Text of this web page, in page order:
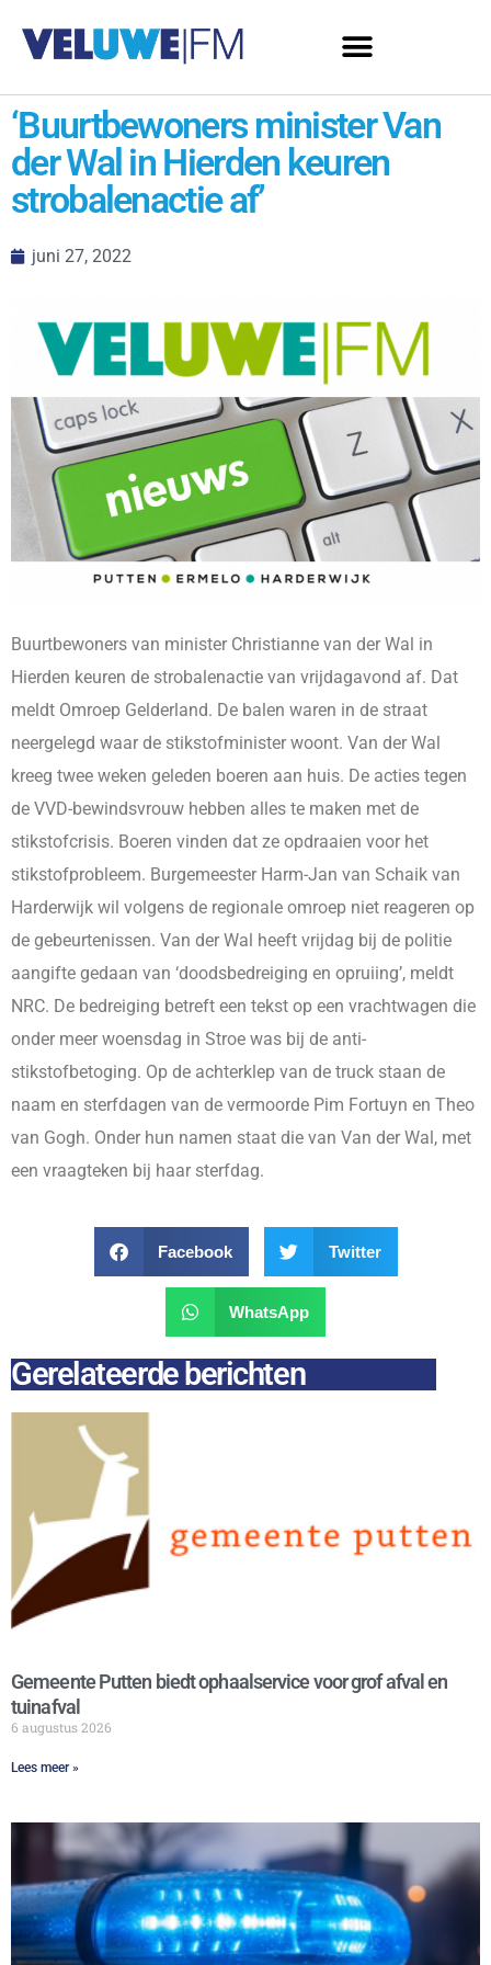
‘Buurtbewoners minister Van
der Wal in Hierden keuren
strobalenactie af’
juni 27, 2022
Buurtbewoners van minister Christianne van der Wal in
Hierden keuren de strobalenactie van vrijdagavond af. Dat
meldt Omroep Gelderland. De balen waren in de straat
neergelegd waar de stikstofminister woont. Van der Wal
kreeg twee weken geleden boeren aan huis. De acties tegen
de VVD-bewindsvrouw hebben alles te maken met de
stikstofcrisis. Boeren vinden dat ze opdraaien voor het
stikstofprobleem. Burgemeester Harm-Jan van Schaik van
Harderwijk wil volgens de regionale omroep niet reageren op
de gebeurtenissen. Van der Wal heeft vrijdag bij de politie
aangifte gedaan van ‘doodsbedreiging en opruiing’, meldt
NRC. De bedreiging betreft een tekst op een vrachtwagen die
onder meer woensdag in Stroe was bij de anti-
stikstofbetoging. Op de achterklep van de truck staan de
naam en sterfdagen van de vermoorde Pim Fortuyn en Theo
van Gogh. Onder hun namen staat die van Van der Wal, met
een vraagteken bij haar sterfdag.
Facebook Twitter
WhatsApp
Gerelateerde berichten
Gemeente Putten biedt ophaalservice voor grof afval en
tuinafval
6 augustus 2026
Lees meer »